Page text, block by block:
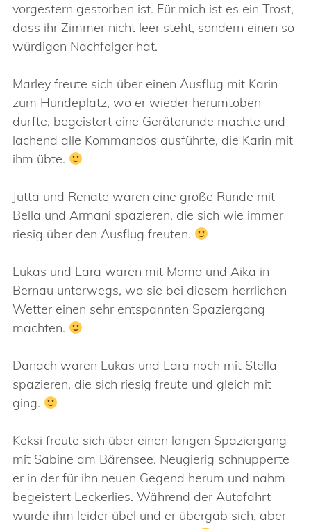
vorgestern gestorben ist. Für mich ist es ein Trost,
dass ihr Zimmer nicht leer steht, sondern einen so
würdigen Nachfolger hat.
Marley freute sich über einen Ausflug mit Karin
zum Hundeplatz, wo er wieder herumtoben
durfte, begeistert eine Geräterunde machte und
lachend alle Kommandos ausführte, die Karin mit
ihm übte.
Jutta und Renate waren eine große Runde mit
Bella und Armani spazieren, die sich wie immer
riesig über den Ausflug freuten.
Lukas und Lara waren mit Momo und Aika in
Bernau unterwegs, wo sie bei diesem herrlichen
Wetter einen sehr entspannten Spaziergang
machten.
Danach waren Lukas und Lara noch mit Stella
spazieren, die sich riesig freute und gleich mit
ging.
Keksi freute sich über einen langen Spaziergang
mit Sabine am Bärensee. Neugierig schnupperte
er in der für ihn neuen Gegend herum und nahm
begeistert Leckerlies. Während der Autofahrt
wurde ihm leider übel und er übergab sich, aber